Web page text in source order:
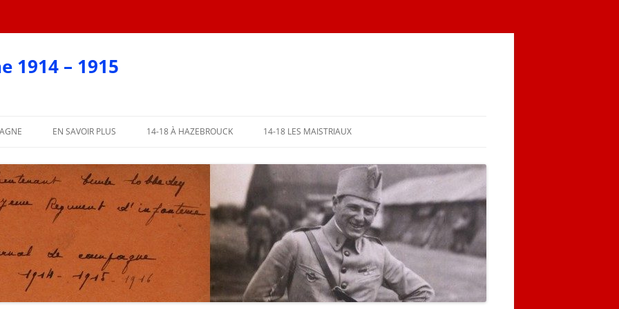
1914 – 1915
PARTIE
PARTIE
EN SAVOIR PLUS 14-18 À HAZEBROUCK
AFFICHES 2018
AFFICHES PAR COMMUNE
L’ABBÉ LEMIRE TÉMOIGNE
14-18 LES MAISTRIAUX